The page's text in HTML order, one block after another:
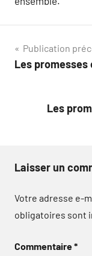
de
Publication
Les promesses
Les
Laisser un
Votre adresse e-
obligatoires sont
Commentaire*